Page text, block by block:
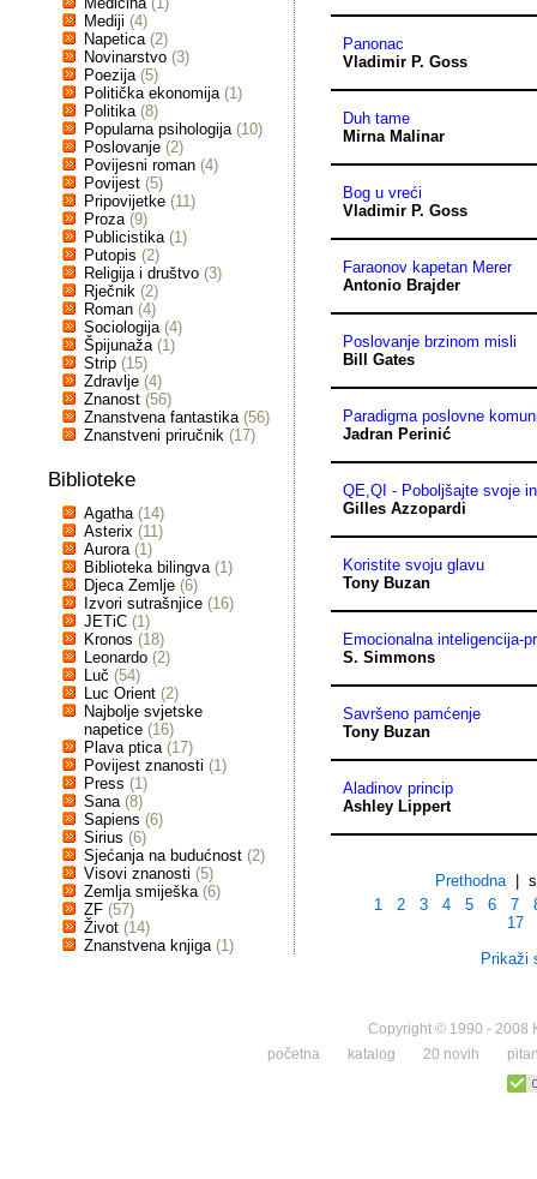
Mediji (4)
Napetica (2)
Novinarstvo (3)
Poezija (5)
Politička ekonomija (1)
Politika (8)
Popularna psihologija (10)
Poslovanje (2)
Povijesni roman (4)
Povijest (5)
Pripovijetke (11)
Proza (9)
Publicistika (1)
Putopis (2)
Religija i društvo (3)
Rječnik (2)
Roman (4)
Sociologija (4)
Špijunaža (1)
Strip (15)
Zdravlje (4)
Znanost (56)
Znanstvena fantastika (56)
Znanstveni priručnik (17)
Biblioteke
Agatha (14)
Asterix (11)
Aurora (1)
Biblioteka bilingva (1)
Djeca Zemlje (6)
Izvori sutrašnjice (16)
JETiC (1)
Kronos (18)
Leonardo (2)
Luč (54)
Luc Orient (2)
Najbolje svjetske
napetice (16)
Plava ptica (17)
Povijest znanosti (1)
Press (1)
Sana (8)
Sapiens (6)
Sirius (6)
Sjećanja na budućnost (2)
Visovi znanosti (5)
Zemlja smiješka (6)
ZF (57)
Život (14)
Znanstvena knjiga (1)
Panonac
Vladimir P. Goss
Duh tame
Mirna Malinar
Bog u vreći
Vladimir P. Goss
Faraonov kapetan Merer
Antonio Brajder
Poslovanje brzinom misli
Bill Gates
Paradigma poslovne
Jadran Perinić
QE,QI - Poboljšajte svoje
Gilles Azzopardi
Koristite svoju glavu
Tony Buzan
Emocionalna inteligencija-
S. Simmons
Savršeno pamćenje
Tony Buzan
Aladinov princip
Ashley Lippert
Prethodna|
1
2 3 4 5 6 7
17
Prikaži
Copyright © 1990 - 2008
početna
katalog 20 novih